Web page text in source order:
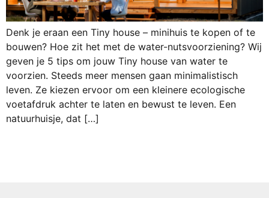
Denk je eraan een Tiny house – minihuis te kopen of te
bouwen? Hoe zit het met de water-nutsvoorziening? Wij
geven je 5 tips om jouw Tiny house van water te
voorzien. Steeds meer mensen gaan minimalistisch
leven. Ze kiezen ervoor om een kleinere ecologische
voetafdruk achter te laten en bewust te leven. Een
natuurhuisje, dat […]